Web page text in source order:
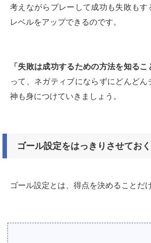
考えながらプレーして成功も失敗もす
レベルをアップできるのです。
「失敗は成功するための方法を知るこ
って、ネガティブにならずにどんどん
神も身につけていきましょう。
ゴール設定をはっきりさせておく
ゴール設定とは、得点を決めることだ